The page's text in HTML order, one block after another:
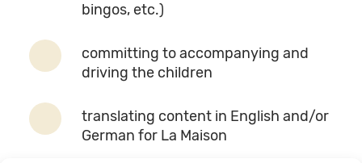
bingos, etc.)
committing to accompanying and
driving the children
translating content in English and/or
German for La Maison